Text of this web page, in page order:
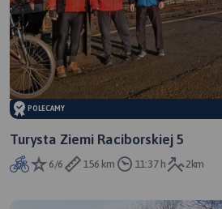
POLECAMY
Turysta Ziemi Raciborskiej 5
6/6 156 km 11:37 h 2km